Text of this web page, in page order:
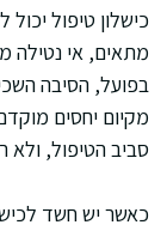
כישלון טיפול
מתאים, אי נטילה
בפועל, הסיבה
מקיום יחסים
סביב הטיפול,
כאשר יש חשד